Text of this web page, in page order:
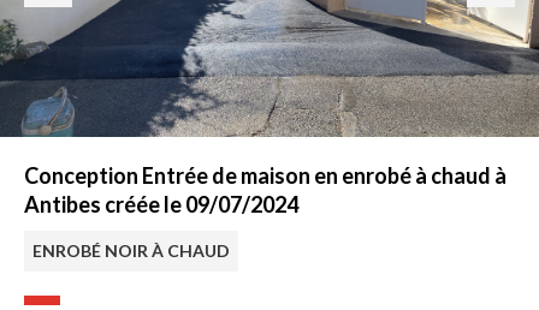
Conception Entrée de maison en enrobé à chaud à
Antibes créée le 09/07/2024
ENROBÉ NOIR À CHAUD